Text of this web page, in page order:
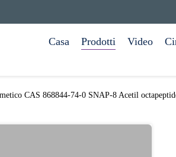
Casa Prodotti Video
CAS 868844-74-0 SNAP-8 Acetil